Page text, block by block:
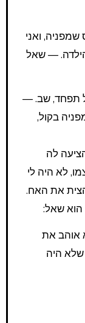
ואני
— שאל
תפחד, שב. —
בקול,
לה
לא היה לי
את האח.
הוא שאל:
אוהב את
שלא היה